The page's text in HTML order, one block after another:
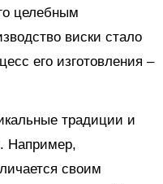
целебным
виски стало
его изготовления –
традиции и
Например,
своим